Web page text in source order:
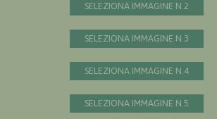
SELEZIONA IMMAGINE N.2
SELEZIONA IMMAGINE N.3
SELEZIONA IMMAGINE N.4
SELEZIONA IMMAGINE N.5